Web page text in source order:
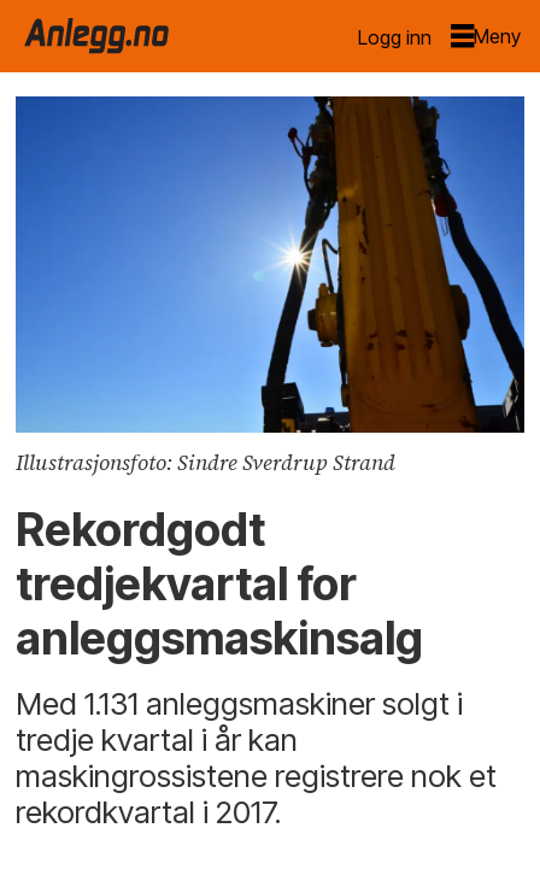
Logg inn
Illustrasjonsfoto: Sindre Sverdrup Strand
Rekordgodt
tredjekvartal for
anleggsmaskinsalg
Med 1.131 anleggsmaskiner solgt i
tredje kvartal i år kan
maskingrossistene registrere nok et
rekordkvartal i 2017.